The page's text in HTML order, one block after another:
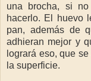
una brocha, si no
hacerlo. El huevo
pan, además de
adhieran mejor y
logrará eso, que
la superficie.